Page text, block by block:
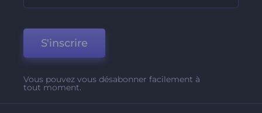
S'inscrire
Vous pouvez vous désabonner facilement à
tout moment.